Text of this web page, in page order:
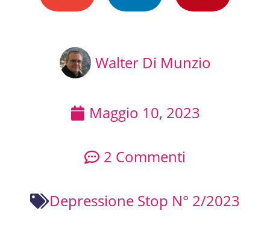
Walter Di Munzio
Maggio 10, 2023
2 Commenti
Depressione Stop N° 2/2023